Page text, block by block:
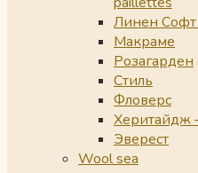
Линен Софт
Макраме
Розагарден
Стиль
Фловерс
Херитайдж
Эверест
Wool sea